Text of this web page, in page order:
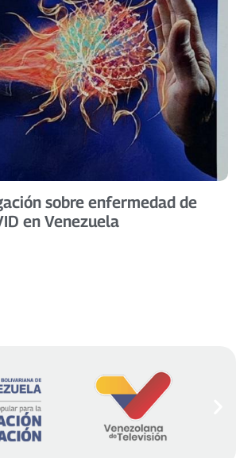
sobre enfermedad de
en Venezuela